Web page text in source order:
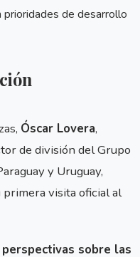
Óscar Lovera,
de división del Grupo
y Uruguay,
primera visita oficial al
perspectivas sobre las